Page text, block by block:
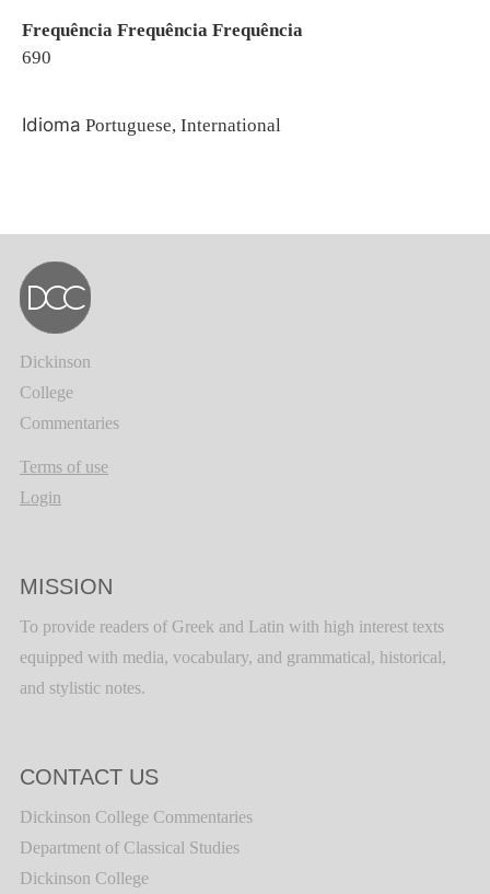
Frequência Frequência Frequência
690
Idioma Portuguese, International
Dickinson
College
Commentaries
Terms of use
Login
MISSION
To provide readers of Greek and Latin with high interest texts
equipped with media, vocabulary, and grammatical, historical,
and stylistic notes.
CONTACT US
Dickinson College Commentaries
Department of Classical Studies
Dickinson College